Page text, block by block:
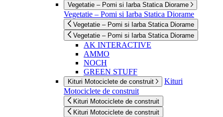
Vegetatie – Pomi si Iarba Statica Diorame
Vegetatie – Pomi si Iarba Statica Diorame
Vegetatie – Pomi si Iarba Statica Diorame
Vegetatie – Pomi si Iarba Statica Diorame
AK INTERACTIVE
AMMO
NOCH
GREEN STUFF
Kituri Motociclete de construit
Kituri
Motociclete de construit
Kituri Motociclete de construit
Kituri Motociclete de construit